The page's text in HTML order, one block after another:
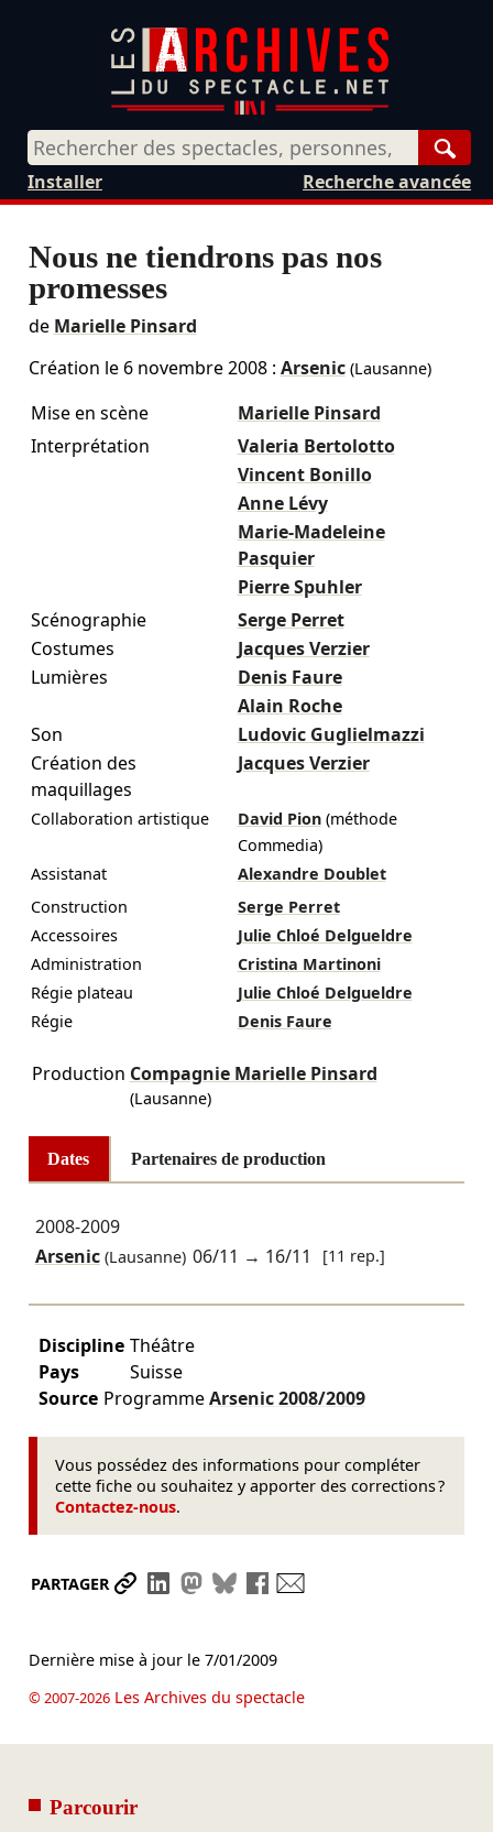
Recherche avancée
Installer
Nous ne tiendrons pas nos
promesses
de Marielle Pinsard
Création le 6 novembre 2008: Arsenic(Lausanne)
Mise en scène
Marielle Pinsard
Interprétation
Valeria Bertolotto
Vincent Bonillo
Anne Lévy
Marie-Madeleine
Pasquier
Pierre Spuhler
Scénographie
Serge Perret
Costumes
Jacques Verzier
Lumières
Denis Faure
Alain Roche
Son
Ludovic Guglielmazzi
Création des
maquillages
Jacques Verzier
Collaboration artistique David Pion (méthode
Commedia)
Assistanat
Alexandre Doublet
Construction
Serge Perret
Accessoires
Julie Chloé Delgueldre
Administration
Cristina Martinoni
Régie plateau
Julie Chloé Delgueldre
Régie
Denis Faure
Production Compagnie Marielle Pinsard
(Lausanne)
Dates Partenaires de production
2008-2009
Arsenic(Lausanne) 06/11 → 16/11 [11 rep.]
Discipline Théâtre
Pays
Suisse
Source ProgrammeArsenic2008/2009
Vous possédez des informations pour compléter
cette fiche ou souhaitez y apporter des corrections ?
Contactez-nous.
PARTAGER Partager le lien
Partager sur LinkedIn
Partager sur Mastodon
Partager sur Bluesky
Partager sur Facebook
Dernière mise à jour le 7/01/2009
© 2007-2026Les Archives du spectacle
Parcourir